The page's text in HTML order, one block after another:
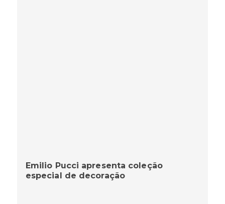
Emilio Pucci apresenta coleção
especial de decoração